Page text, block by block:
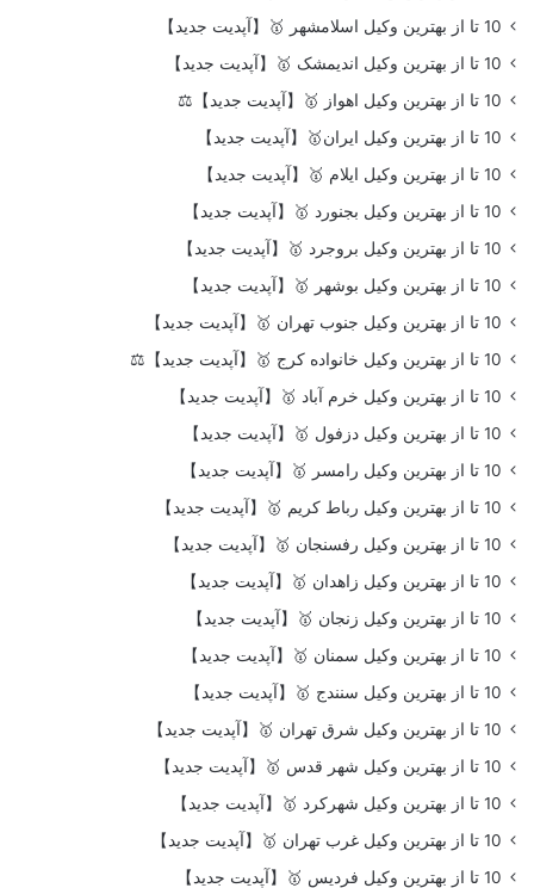
10 تا از بهترین وکیل اسلامشهر 🥇【آپدیت جدید】
10 تا از بهترین وکیل اندیمشک 🥇【آپدیت جدید】
10 تا از بهترین وکیل اهواز 🥇【آپدیت جدید】⚖️
10 تا از بهترین وکیل ایران🥇【آپدیت جدید】
10 تا از بهترین وکیل ایلام 🥇【آپدیت جدید】
10 تا از بهترین وکیل بجنورد 🥇【آپدیت جدید】
10 تا از بهترین وکیل بروجرد 🥇【آپدیت جدید】
10 تا از بهترین وکیل بوشهر 🥇【آپدیت جدید】
10 تا از بهترین وکیل جنوب تهران 🥇【آپدیت جدید】
10 تا از بهترین وکیل خانواده کرج 🥇【آپدیت جدید】⚖️
10 تا از بهترین وکیل خرم آباد 🥇【آپدیت جدید】
10 تا از بهترین وکیل دزفول 🥇【آپدیت جدید】
10 تا از بهترین وکیل رامسر 🥇【آپدیت جدید】
10 تا از بهترین وکیل رباط کریم 🥇【آپدیت جدید】
10 تا از بهترین وکیل رفسنجان 🥇【آپدیت جدید】
10 تا از بهترین وکیل زاهدان 🥇【آپدیت جدید】
10 تا از بهترین وکیل زنجان 🥇【آپدیت جدید】
10 تا از بهترین وکیل سمنان 🥇【آپدیت جدید】
10 تا از بهترین وکیل سنندج 🥇【آپدیت جدید】
10 تا از بهترین وکیل شرق تهران 🥇【آپدیت جدید】
10 تا از بهترین وکیل شهر قدس 🥇【آپدیت جدید】
10 تا از بهترین وکیل شهرکرد 🥇【آپدیت جدید】
10 تا از بهترین وکیل غرب تهران 🥇【آپدیت جدید】
10 تا از بهترین وکیل فردیس 🥇【آپدیت جدید】